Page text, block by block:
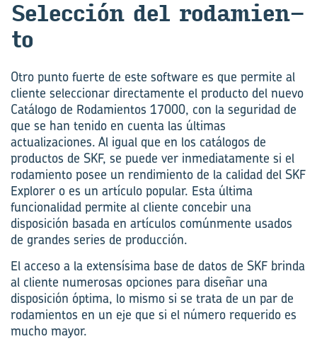
Se­lec­ción del ro­da­mien­
to
Otro punto fuerte de este software es que permite al
cliente seleccionar directamente el producto del nuevo
Catálogo de Rodamientos 17000, con la seguridad de
que se han tenido en cuenta las últimas
actualizaciones. Al igual que en los catálogos de
productos de SKF, se puede ver inmediatamente si el
rodamiento posee un rendimiento de la calidad del SKF
Explorer o es un artículo popular. Esta última
funcionalidad permite al cliente concebir una
disposición basada en artículos comúnmente usados
de grandes series de producción.
El acceso a la extensísima base de datos de SKF brinda
al cliente numerosas opciones para diseñar una
disposición óptima, lo mismo si se trata de un par de
rodamientos en un eje que si el número requerido es
mucho mayor.